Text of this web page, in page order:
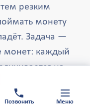
резким
монету
Задача —
монет: каждый
на
больше
Хорошо
Позвонить
Меню